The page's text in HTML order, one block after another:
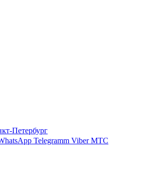
Петербург
Telegramm Viber МТС